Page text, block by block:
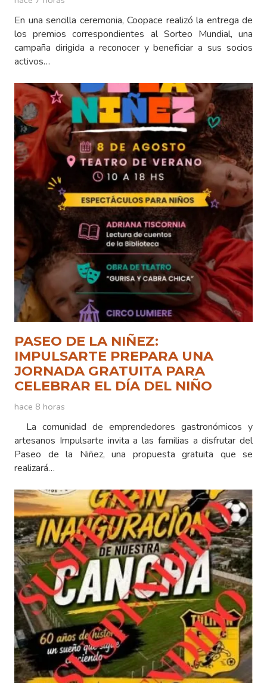
En una sencilla ceremonia, Coopace realizó la entrega de
los premios correspondientes al Sorteo Mundial, una
campaña dirigida a reconocer y beneficiar a sus socios
activos…
PASEO DE LA NIÑEZ:
IMPULSARTE PREPARA UNA
JORNADA GRATUITA PARA
CELEBRAR EL DÍA DEL NIÑO
hace 8 horas
La comunidad de emprendedores gastronómicos y
artesanos Impulsarte invita a las familias a disfrutar del
Paseo de la Niñez, una propuesta gratuita que se
realizará…